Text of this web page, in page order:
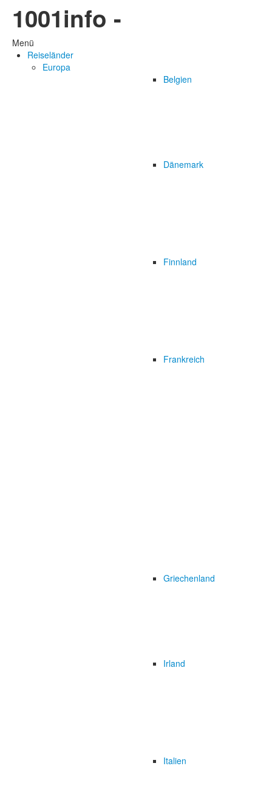
1001info -
Menü
Reiseländer
Europa
Belgien
Dänemark
Finnland
Frankreich
Griechenland
Irland
Italien